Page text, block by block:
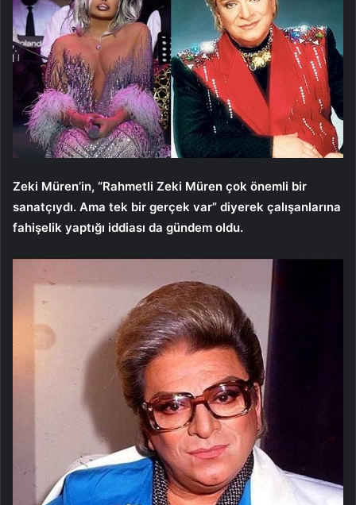
Zeki Müren’in, “Rahmetli Zeki Müren çok önemli bir
sanatçıydı. Ama tek bir gerçek var” diyerek çalışanlarına
fahişelik yaptığı iddiası da gündem oldu.